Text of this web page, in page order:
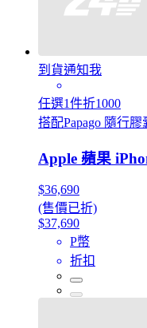
到貨通知我
任選1件折1000
搭配Papago 隨行
Apple 蘋果
$36,690
(售價已折)
$37,690
P幣
折扣